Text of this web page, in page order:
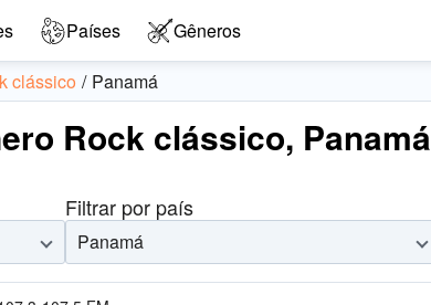
Países Gêneros
clássico Panamá
Rock clássico, Panamá
Filtrar por país
Panamá